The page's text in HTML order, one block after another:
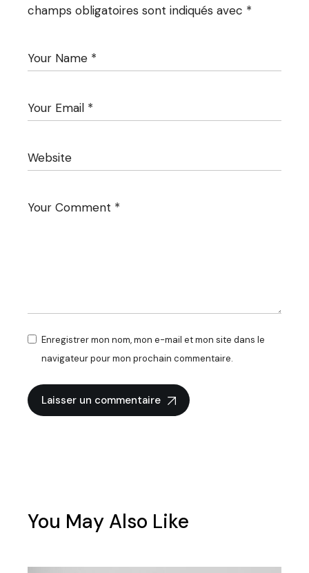
champs obligatoires sont indiqués avec *
Enregistrer mon nom, mon e-mail et mon site dans le
navigateur pour mon prochain commentaire.
Laisser un commentaire
You May Also Like